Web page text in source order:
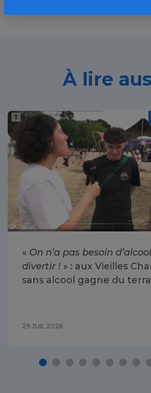
À lire
« On n’a pas besoin
divertir ! » : aux Vieilles
sans alcool gagne du
29 JUIL 2026